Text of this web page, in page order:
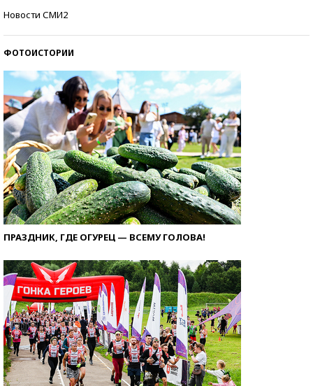
Новости СМИ2
ФОТОИСТОРИИ
ПРАЗДНИК, ГДЕ ОГУРЕЦ — ВСЕМУ ГОЛОВА!